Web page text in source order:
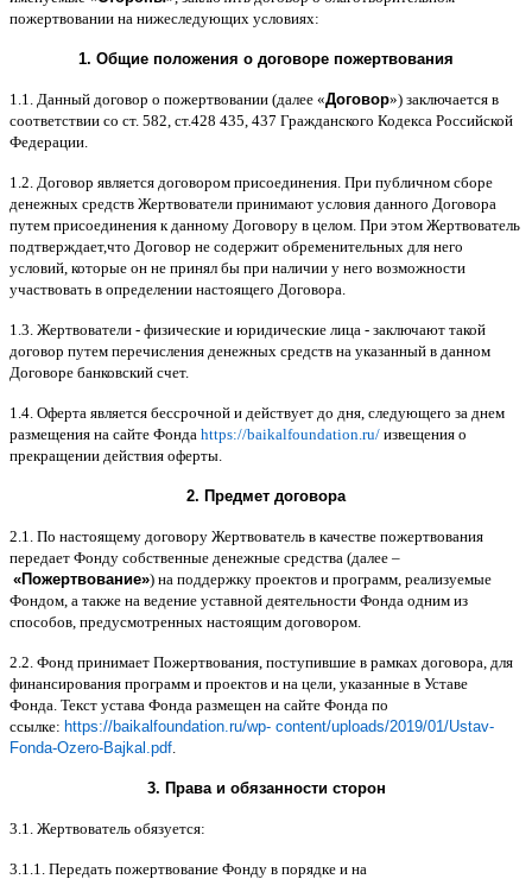
пожертвовании на нижеследующих условиях:
1. Общие положения o договоре пожертвования
1.1. Данный договор о пожертвовании (далее «Договор») заключается в
соответствии со ст. 582, ст.428 435, 437 Гражданского Кодекса Российской
Федерации
1.2. Договор является договором присоединения При публичном сборе
денежных средств Жертвователи принимают условия данного Договора
путем присоединения к данному Договору в целом При этом Жертвователь
подтверждает,что Договор не содержит обременительных для него
условий которые он не принял бы при наличии у него возможности
участвовать в определении настоящего Договора
1.3. Жертвователи - физические и юридические лица - заключают такой
договор путем перечисления денежных средств на указанный в данном
Договоре банковский счет.
1.4. Оферта является бессрочной и действует до дня следующего за днем
размещения на сайте Фонда https://baikalfoundation.ru/ извещения о
прекращении действия оферты
2. Предмет договора
2.1. По настоящему договору Жертвователь в качестве пожертвования
передает Фонду собственные денежные средства (далее –
«Пожертвование») на поддержку проектов и программ реализуемые
Фондом а также на ведение уставной деятельности Фонда одним из
способов предусмотренных настоящим договором
2.2. Фонд принимает Пожертвования поступившие в рамках договора для
финансирования программ и проектов и на цели указанные в Уставе
Фонда Текст устава Фонда размещен на сайте Фонда по
ссылке: https://baikalfoundation.ru/wp- content/uploads/2019/01/Ustav-
Fonda-Ozero-Bajkal.pdf
3. Права и обязанности сторон
3.1. Жертвователь обязуется:
3.1.1. Передать пожертвование Фонду в порядке и на